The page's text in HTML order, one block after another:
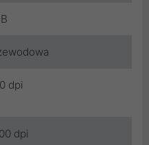
dpi
dpi